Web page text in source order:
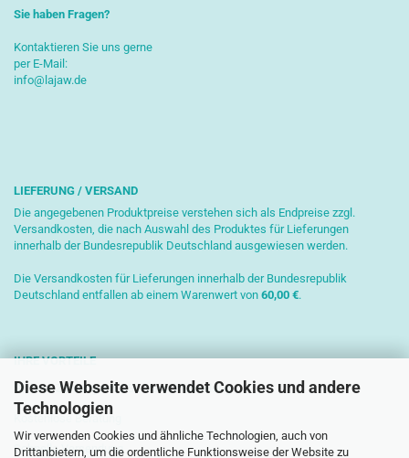
Diese Webseite verwendet Cookies und andere
Technologien
Wir verwenden Cookies und ähnliche Technologien, auch von
Drittanbietern, um die ordentliche Funktionsweise der Website zu
Sie haben Fragen?
Kontaktieren Sie uns gerne
per E-Mail:
info@lajaw.de
LIEFERUNG / VERSAND
Die angegebenen Produktpreise verstehen sich als Endpreise zzgl.
Versandkosten, die nach Auswahl des Produktes für Lieferungen
innerhalb der Bundesrepublik Deutschland ausgewiesen werden.
Die Versandkosten für Lieferungen innerhalb der Bundesrepublik
Deutschland entfallen ab einem Warenwert von 60,00 €.
IHRE VORTEILE
Sichere Zahlung mit SSL-Verschlüsselung
Kostenlose Beratung
Schnelle Versendung